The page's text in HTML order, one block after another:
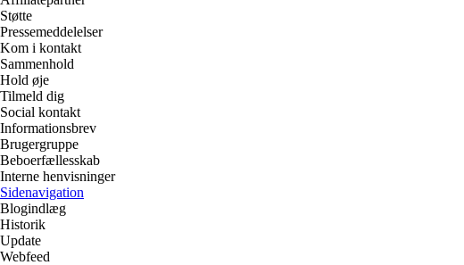
Støtte
Pressemeddelelser
Kom i kontakt
Sammenhold
Hold øje
Tilmeld dig
Social kontakt
Informationsbrev
Brugergruppe
Beboerfællesskab
Interne henvisninger
Sidenavigation
Blogindlæg
Historik
Update
Webfeed